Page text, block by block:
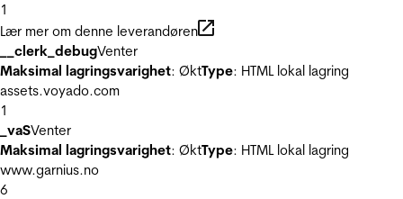
1
Lær mer om denne leverandøren
__clerk_debugVenter
Maksimal lagringsvarighet: ØktType: HTML lokal lagring
assets.voyado.com
1
_vaSVenter
Maksimal lagringsvarighet: ØktType: HTML lokal lagring
www.garnius.no
6